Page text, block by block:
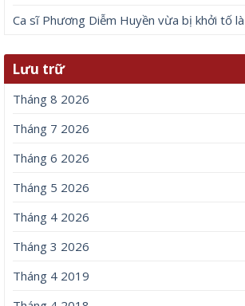
Ca sĩ Phương Diễm Huyền vừa bị khởi tố là
Lưu trữ
Tháng 8 2026
Tháng 7 2026
Tháng 6 2026
Tháng 5 2026
Tháng 4 2026
Tháng 3 2026
Tháng 4 2019